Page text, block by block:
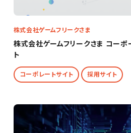
株式会社ゲームフリークさま コーポ
ト
株式会社ゲームフリークさま
コーポレートサイト 採用サイト